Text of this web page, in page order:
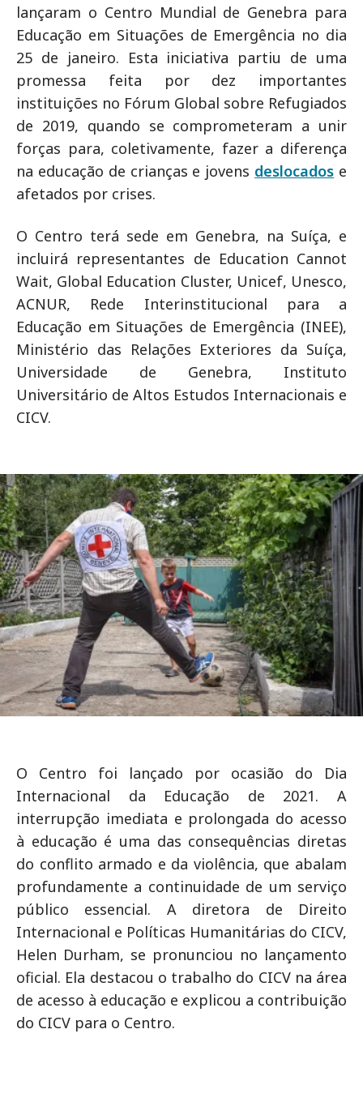
lançaram o Centro Mundial de Genebra para
Educação em Situações de Emergência no dia
25 de janeiro. Esta iniciativa partiu de uma
promessa feita por dez importantes
instituições no Fórum Global sobre Refugiados
de 2019, quando se comprometeram a unir
forças para, coletivamente, fazer a diferença
na educação de crianças e jovens deslocados e
afetados por crises.
O Centro terá sede em Genebra, na Suíça, e
incluirá representantes de Education Cannot
Wait, Global Education Cluster, Unicef, Unesco,
ACNUR, Rede Interinstitucional para a
Educação em Situações de Emergência (INEE),
Ministério das Relações Exteriores da Suíça,
Universidade de Genebra, Instituto
Universitário de Altos Estudos Internacionais e
CICV.
O Centro foi lançado por ocasião do Dia
Internacional da Educação de 2021. A
interrupção imediata e prolongada do acesso
à educação é uma das consequências diretas
do conflito armado e da violência, que abalam
profundamente a continuidade de um serviço
público essencial. A diretora de Direito
Internacional e Políticas Humanitárias do CICV,
Helen Durham, se pronunciou no lançamento
oficial. Ela destacou o trabalho do CICV na área
de acesso à educação e explicou a contribuição
do CICV para o Centro.